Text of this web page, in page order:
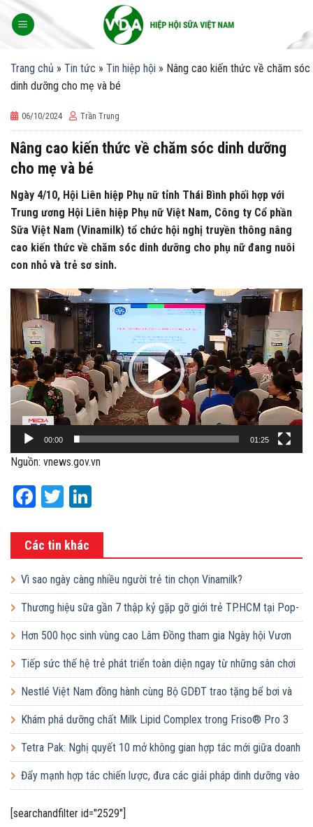
Trang chủ » Tin tức » Tin hiệp hội » Nâng cao kiến thức về chăm sóc
dinh dưỡng cho mẹ và bé
06/10/2024 Trần Trung
Nâng cao kiến thức về chăm sóc dinh dưỡng
cho mẹ và bé
Ngày 4/10, Hội Liên hiệp Phụ nữ tỉnh Thái Bình phối hợp với
Trung ương Hội Liên hiệp Phụ nữ Việt Nam, Công ty Cổ phần
Sữa Việt Nam (Vinamilk) tổ chức hội nghị truyền thông nâng
cao kiến thức về chăm sóc dinh dưỡng cho phụ nữ đang nuôi
con nhỏ và trẻ sơ sinh.
Trình
chơi
Video
00:00 01:25
Nguồn: vnews.gov.vn
Facebook
Twitter
Các tin khác
Vì sao ngày càng nhiều người trẻ tin chọn Vinamilk?
Thương hiệu sữa gần 7 thập kỷ gặp gỡ giới trẻ TP.HCM tại Pop-
up ‘Thưởng vị hè’
Hơn 500 học sinh vùng cao Lâm Đồng tham gia Ngày hội Vươn
cao Việt Nam
Tiếp sức thế hệ trẻ phát triển toàn diện ngay từ những sân chơi
học đường
Nestlé Việt Nam đồng hành cùng Bộ GDĐT trao tặng bể bơi và
lớp dạy bơi mô hình điểm cho học sinh tại tỉnh Bắc Ninh
Khám phá dưỡng chất Milk Lipid Complex trong Friso® Pro 3
Tetra Pak: Nghị quyết 10 mở không gian hợp tác mới giữa doanh
nghiệp FDI và doanh nghiệp Việt
Đẩy mạnh hợp tác chiến lược, đưa các giải pháp dinh dưỡng vào
[searchandfilter id="2529"]